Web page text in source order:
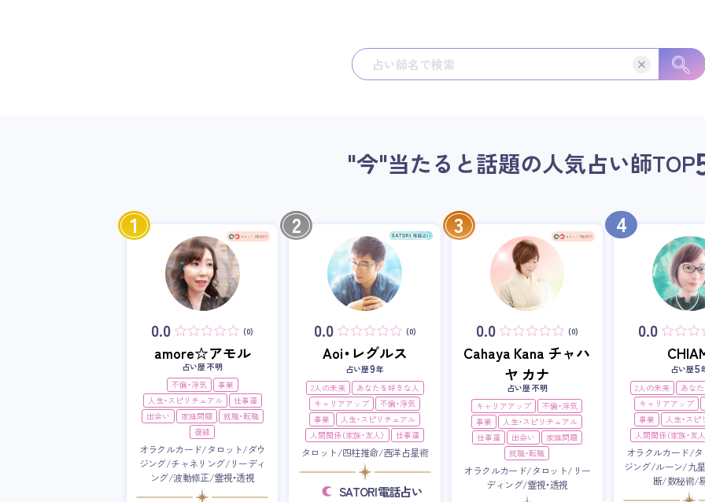
"今"当たると話題の人気占い師TOP
1
0.0 (0)
amore☆アモル
占い歴 不明
不倫・浮気
事業
人生・スピリチュアル
仕事運
出会い
家庭問題
就職・転職
復縁
オラクルカード/タロット/ダウ
ジング/チャネリング/リーディ
ング/波動修正/霊視・透視
2
0.0 (0)
Aoi・レグルス
占い歴9年
2人の未来
あなたを好きな人
キャリアアップ
不倫・浮気
事業
人生・スピリチュアル
人間関係（家族・友人）
仕事運
タロット/四柱推命/西洋占星術
SATORI電話占い
3
0.0 (0)
Cahaya Kana チャハ
ヤ カナ
占い歴 不明
キャリアアップ
不倫・浮気
事業
人生・スピリチュアル
仕事運
出会い
家庭問題
就職・転職
オラクルカード/タロット/リー
ディング/霊視・透視
4
0.0
占い歴5
2人の未来
あな
キャリアアップ
事業
人生・ス
人間関係（家族・友人
オラクルカード/
ジング/ルーン/九
断/数秘術/